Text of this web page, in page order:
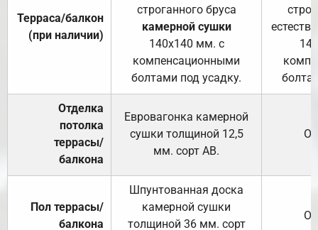
Терраса/балкон
(при наличии)
строганного бруса
камерной сушки
140х140 мм. с
компенсационными
болтами под усадку.
Отделка
потолка
террасы/
балкона
Евровагонка камерной
сушки толщиной 12,5
мм. сорт АВ.
Пол террасы/
балкона
Шпунтованная доска
камерной сушки
толщиной 36 мм. сорт